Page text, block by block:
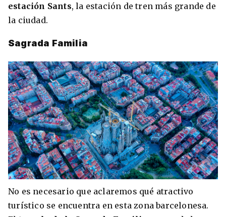
estación Sants, la estación de tren más grande de
la ciudad.
Sagrada Familia
No es necesario que aclaremos qué atractivo
turístico se encuentra en esta zona barcelonesa.